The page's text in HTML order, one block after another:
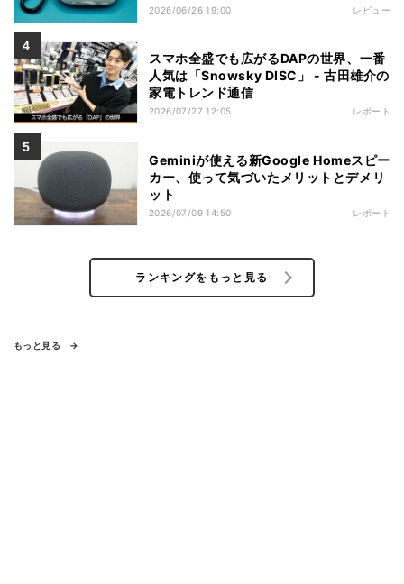
2026/06/26 19:00 レビュー
スマホ全盛でも広がるDAPの世界、一番
人気は「Snowsky DISC」 - 古田雄介の
家電トレンド通信
2026/07/27 12:05 レポート
Geminiが使える新Google Homeスピー
カー、使って気づいたメリットとデメリ
ット
2026/07/09 14:50 レポート
ランキングをもっと見る
もっと見る